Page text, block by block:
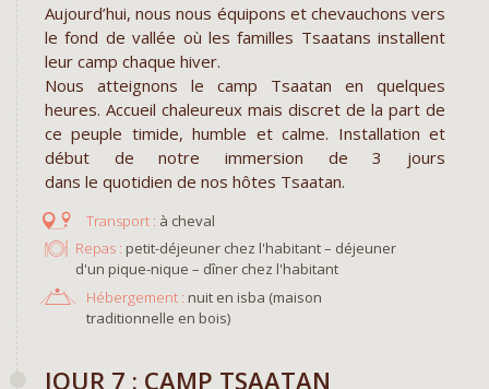
Aujourd’hui, nous nous équipons et chevauchons vers
le fond de vallée où les familles Tsaatans installent
leur camp chaque hiver.
Nous atteignons le camp Tsaatan en quelques
heures. Accueil chaleureux mais discret de la part de
ce peuple timide, humble et calme. Installation et
début de notre immersion de 3 jours
dans le quotidien de nos hôtes Tsaatan.
à cheval
Repas : petit-déjeuner chez l'habitant – déjeuner
d'un pique-nique – dîner chez l'habitant
Hébergement : nuit en isba (maison
traditionnelle en bois)
JOUR 7 : CAMP TSAATAN